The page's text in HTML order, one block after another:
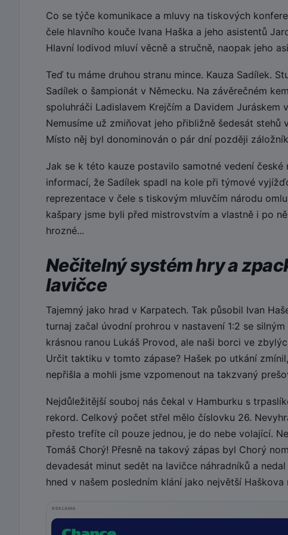
Co se týče komunikace a mluvy na tiskových
čele hlavního kouče Ivana Haška a jeho asistentů
Hlavní lodivod mluví věcně a stručně, naopak jeho
Teď tu máme druhou stranu mince. Kauza Sadílek.
Sadílek o šampionát v Německu. Na závěrečném
spoluhráči Ladislavem Krejčím a Davidem
Nemusíme už zmiňovat jeho přibližně šedesát
Místo něj byl donominován o pár dní později
Jak se k této kauze postavilo samotné vedení
informací, že Sadílek spadl na kole při týmové
reprezentace v čele s tiskovým mluvčím národu
kašpary jsme byli před mistrovstvím a vlastně i po
hrozné...
Nečitelný systém hry a
lavičce
Tajemný jako hrad v Karpatech. Tak působil Ivan
turnaj začal úvodní prohrou v nastavení 1:2 se
krásnou ranou Lukáš Provod, ale naši borci ve
Určit taktiku v tomto zápase? Hašek po utkání
nepřišla a mohli jsme vzpomenout na takzvaný
Nejdůležitější souboj nás čekal v Hamburku s
rekord. Celkový počet střel mělo číslovku 26.
přesto trefíte cíl pouze jednou, je do nebe volající.
Tomáš Chorý! Přesně na takový zápas byl Chorý
devadesát minut sedět na lavičce náhradníků a
hned v našem posledním klání jako největší Haškova
REKLAMA